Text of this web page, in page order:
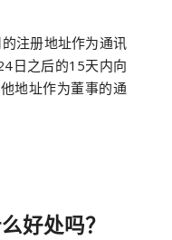
注册地址作为通讯
日之后的15天内向
地址作为董事的通
好处吗？